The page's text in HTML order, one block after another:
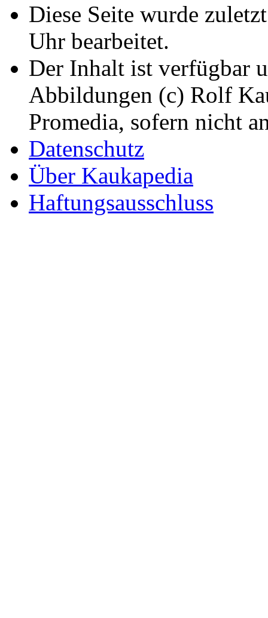
Diese Seite wurde
Uhr bearbeitet.
Der Inhalt ist verfügbar
Abbildungen (c) Rolf
Promedia, sofern nicht
Datenschutz
Über Kaukapedia
Haftungsausschluss